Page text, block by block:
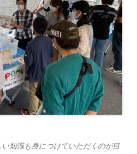
知識も身につけていただくのが目